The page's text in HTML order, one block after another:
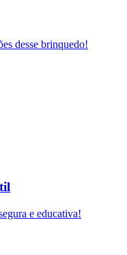
desse brinquedo!
e educativa!